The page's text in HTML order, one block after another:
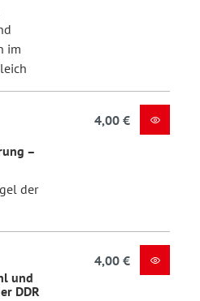
im
–
der
4,00 €
und
DDR
4,00 €